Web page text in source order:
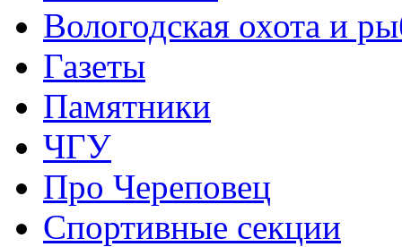
Вологодская охота и
Газеты
Памятники
ЧГУ
Про Череповец
Спортивные секции